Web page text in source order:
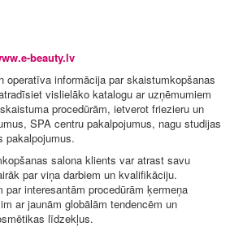
beauty.lv
operatīva informācija par skaistumkopšanas
vislielāko katalogu ar uzņēmumiem
procedūrām, ietverot friezieru un
SPA centru pakalpojumus, nagu studijas
pakalpojumus.
salona klients var atrast savu
par viņa darbiem un kvalifikāciju.
interesantām procedūrām ķermeņa
ar jaunām globālām tendencēm un
līdzekļus.